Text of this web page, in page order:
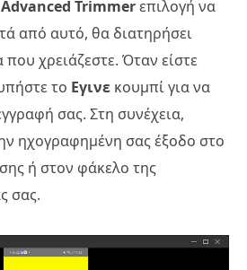
Advanced Trimmerεπιλογή να
από αυτό, θα διατηρήσει
χρειάζεστε. Όταν είστε
το Εγινε κουμπί για να
σας. Στη συνέχεια,
ηχογραφημένη σας έξοδο στο
ή στον φάκελο της
σας.